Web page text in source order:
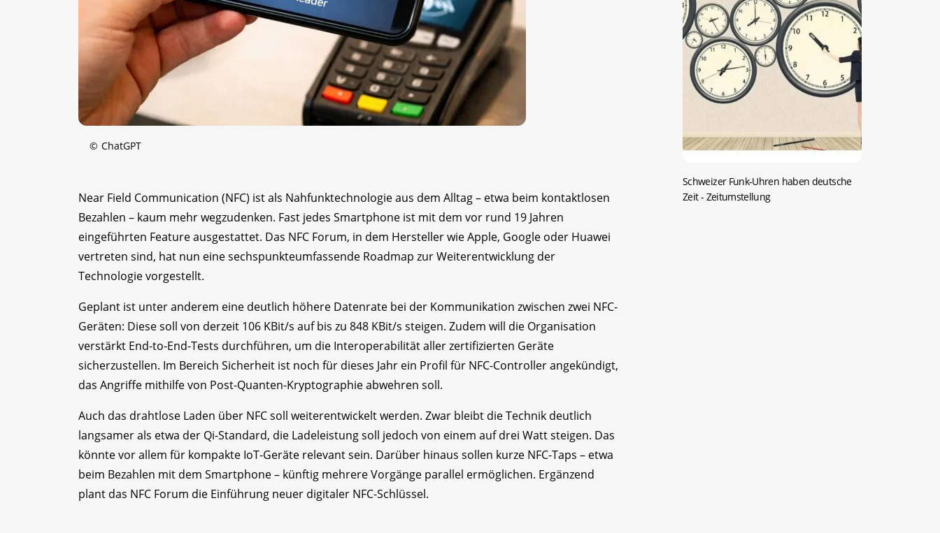
© ChatGPT
Near Field Communication (NFC) ist als Nahfunktechnologie aus dem Alltag – etwa beim kontaktlosen
Bezahlen – kaum mehr wegzudenken. Fast jedes Smartphone ist mit dem vor rund 19 Jahren
eingeführten Feature ausgestattet. Das NFC Forum, in dem Hersteller wie Apple, Google oder Huawei
vertreten sind, hat nun eine sechspunkte­umfassende Roadmap zur Weiterentwicklung der
Technologie vorgestellt.
Geplant ist unter anderem eine deutlich höhere Datenrate bei der Kommunikation zwischen zwei NFC-
Geräten: Diese soll von derzeit 106 KBit/s auf bis zu 848 KBit/s steigen. Zudem will die Organisation
verstärkt End-to-End-Tests durchführen, um die Interoperabilität aller zertifizierten Geräte
sicherzustellen. Im Bereich Sicherheit ist noch für dieses Jahr ein Profil für NFC-Controller angekündigt,
das Angriffe mithilfe von Post-Quanten-Kryptographie abwehren soll.
Auch das drahtlose Laden über NFC soll weiterentwickelt werden. Zwar bleibt die Technik deutlich
langsamer als etwa der Qi-Standard, die Ladeleistung soll jedoch von einem auf drei Watt steigen. Das
könnte vor allem für kompakte IoT-Geräte relevant sein. Darüber hinaus sollen kurze NFC-Taps – etwa
beim Bezahlen mit dem Smartphone – künftig mehrere Vorgänge parallel ermöglichen. Ergänzend
plant das NFC Forum die Einführung neuer digitaler NFC-Schlüssel.
Schweizer Funk-Uhren haben deutsche
Zeit- Zeitumstellung